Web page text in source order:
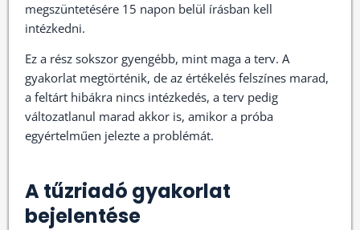
megszüntetésére 15 napon belül írásban kell
intézkedni.
Ez a rész sokszor gyengébb, mint maga a terv. A
gyakorlat megtörténik, de az értékelés felszínes marad,
a feltárt hibákra nincs intézkedés, a terv pedig
változatlanul marad akkor is, amikor a próba
egyértelműen jelezte a problémát.
A tűzriadó gyakorlat
bejelentése